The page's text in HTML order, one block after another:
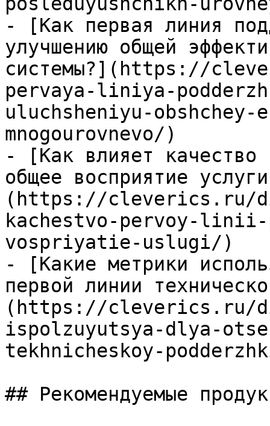
- [Как первая линия
улучшению общей
системы?](https://
pervaya-liniya-
uluchsheniyu-
mnogourovnevo/)
- [Как влияет качество
общее восприятие
(https://cleverics.ru/
kachestvo-pervoy-linii-
vospriyatie-uslugi/)
- [Какие метрики
первой линии
(https://cleverics.ru/
ispolzuyutsya-dlya-
tekhnicheskoy-
## Рекомендуемые